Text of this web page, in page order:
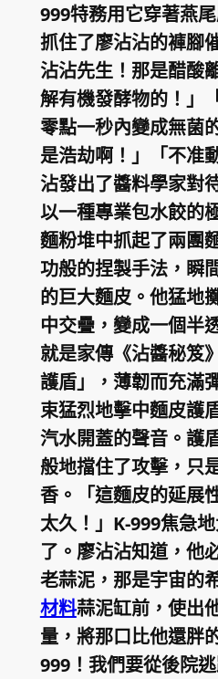
999特務用它穿著燕
抓住了廖沾沾的褲腳
沾沾先生！那是醋酸
解有機發酵物的！」
零點一秒內變成無菌
是浩劫啊！」「不准
沾發出了醬料學家對
以一種專業包水餃的
麵粉堆中抓起了兩團
功般的捏製手法，瞬
的巨大麵皮。他猛地
中交疊，變成一個半
就是家傳《沾醬秘笈
護盾」，薄韌而充滿
束猛烈地擊中麵皮護
汽水開蓋的聲音。護
般地擋住了攻擊，只
香。「這麵皮的延展
太久！」K-999焦急
了。廖沾沾知道，他
老蒜泥，那是宇宙的
材料蒜泥缸前，使出
量，將那口比他還胖
999！我們要從後院